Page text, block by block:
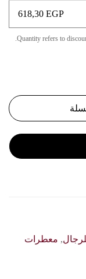
618,30EGP
, معطرات